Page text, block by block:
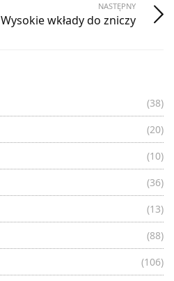
NASTĘPNY
Wysokie wkłady do zniczy
(38)
(20)
(10)
(36)
(13)
(88)
(106)